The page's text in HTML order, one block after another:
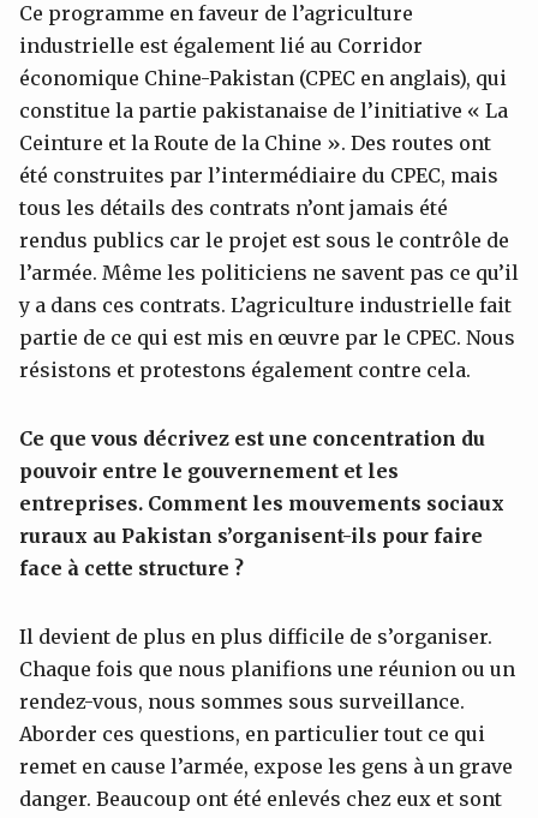
Ce programme en faveur de l’agriculture
industrielle est également lié au Corridor
économique Chine-Pakistan (CPEC en anglais), qui
constitue la partie pakistanaise de l’initiative « La
Ceinture et la Route de la Chine ». Des routes ont
été construites par l’intermédiaire du CPEC, mais
tous les détails des contrats n’ont jamais été
rendus publics car le projet est sous le contrôle de
l’armée. Même les politiciens ne savent pas ce qu’il
y a dans ces contrats. L’agriculture industrielle fait
partie de ce qui est mis en œuvre par le CPEC. Nous
résistons et protestons également contre cela.
Ce que vous décrivez est une concentration du
pouvoir entre le gouvernement et les
entreprises. Comment les mouvements sociaux
ruraux au Pakistan s’organisent-ils pour faire
face à cette structure ?
Il devient de plus en plus difficile de s’organiser.
Chaque fois que nous planifions une réunion ou un
rendez-vous, nous sommes sous surveillance.
Aborder ces questions, en particulier tout ce qui
remet en cause l’armée, expose les gens à un grave
danger. Beaucoup ont été enlevés chez eux et sont